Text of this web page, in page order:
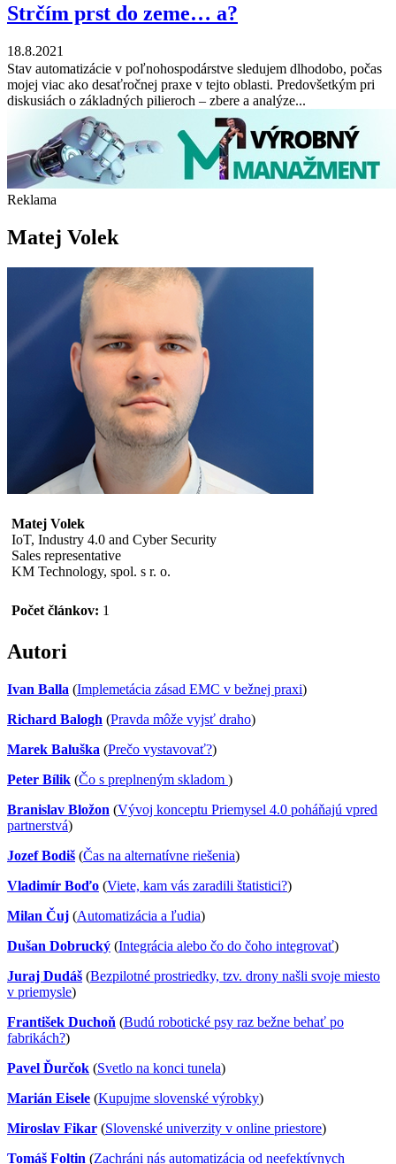
Strčím prst do zeme… a?
18.8.2021
Stav automatizácie v poľnohospodárstve sledujem dlho­dobo, počas
mojej viac ako desaťročnej praxe v tejto oblasti. Predovšetkým pri
diskusiách o základných pilieroch – zbere a analýze...
Reklama
Matej Volek
Matej Volek
IoT, Industry 4.0 and Cyber Security
Sales representative
KM Technology, spol. s r. o.
Počet článkov: 1
Autori
Ivan Balla (Implemetácia zásad EMC v bežnej praxi)
Richard Balogh (Pravda môže vyjsť draho)
Marek Baluška (Prečo vystavovať?)
Peter Bílik (Čo s preplneným skladom )
Branislav Bložon (Vývoj konceptu Priemysel 4.0 poháňajú vpred
partnerstvá)
Jozef Bodiš (Čas na alternatívne riešenia)
Vladimír Boďo (Viete, kam vás zaradili štatistici?)
Milan Čuj (Automatizácia a ľudia)
Dušan Dobrucký (Integrácia alebo čo do čoho integrovať)
Juraj Dudáš (Bezpilotné prostriedky, tzv. drony našli svoje miesto
v priemysle)
František Duchoň (Budú robotické psy raz bežne behať po
fabrikách?)
Pavel Ďurčok (Svetlo na konci tunela)
Marián Eisele (Kupujme slovenské výrobky)
Miroslav Fikar (Slovenské univerzity v online priestore)
Tomáš Foltin (Zachráni nás automatizácia od neefektívnych